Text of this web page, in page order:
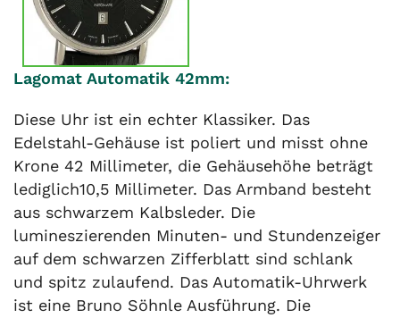
Lagomat Automatik 42mm:
Diese Uhr ist ein echter Klassiker. Das
Edelstahl-Gehäuse ist poliert und misst ohne
Krone 42 Millimeter, die Gehäusehöhe beträgt
lediglich10,5 Millimeter. Das Armband besteht
aus schwarzem Kalbsleder. Die
lumineszierenden Minuten- und Stundenzeiger
auf dem schwarzen Zifferblatt sind schlank
und spitz zulaufend. Das Automatik-Uhrwerk
ist eine Bruno Söhnle Ausführung. Die